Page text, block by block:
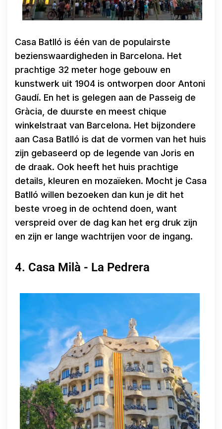
Casa Batlló is één van de populairste
bezienswaardigheden in Barcelona. Het
prachtige 32 meter hoge gebouw en
kunstwerk uit 1904 is ontworpen door Antoni
Gaudí. En het is gelegen aan de Passeig de
Gràcia, de duurste en meest chique
winkelstraat van Barcelona. Het bijzondere
aan Casa Batlló is dat de vormen van het huis
zijn gebaseerd op de legende van Joris en
de draak. Ook heeft het huis prachtige
details, kleuren en mozaïeken. Mocht je Casa
Batlló willen bezoeken dan kun je dit het
beste vroeg in de ochtend doen, want
verspreid over de dag kan het erg druk zijn
en zijn er lange wachtrijen voor de ingang.
4. Casa Milà - La Pedrera